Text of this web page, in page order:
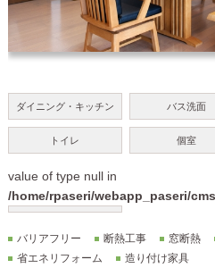
ダイニング・キッチン バス洗面
トイレ 個室
value of type null in
/home/rpaseri/webapp_paseri/
バリアフリー 断熱工事 窓断熱
省エネリフォーム
造り付け家具